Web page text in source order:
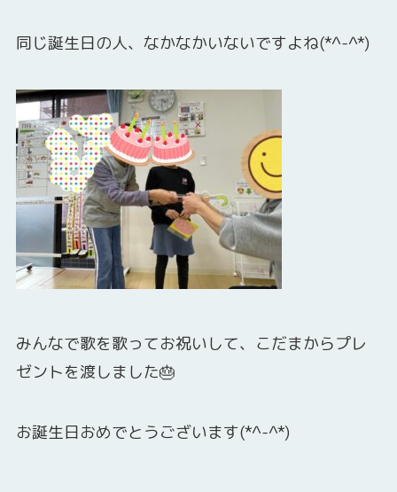
同じ誕生日の人、なかなかいないですよね(*^-^*)
みんなで歌を歌ってお祝いして、こだまからプレ
ゼントを渡しました🎂
お誕生日おめでとうございます(*^-^*)